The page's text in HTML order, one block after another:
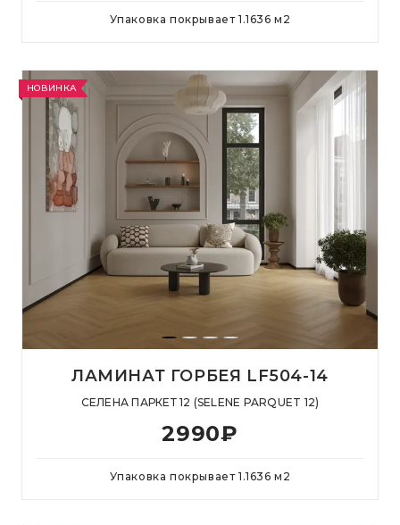
Упаковка покрывает 1.1636 м 2
НОВИНКА
ЛАМИНАТ ГОРБЕЯ LF504-14
СЕЛЕНА ПАРКЕТ 12 (SELENE PARQUET 12)
2990₽
Упаковка покрывает 1.1636 м 2